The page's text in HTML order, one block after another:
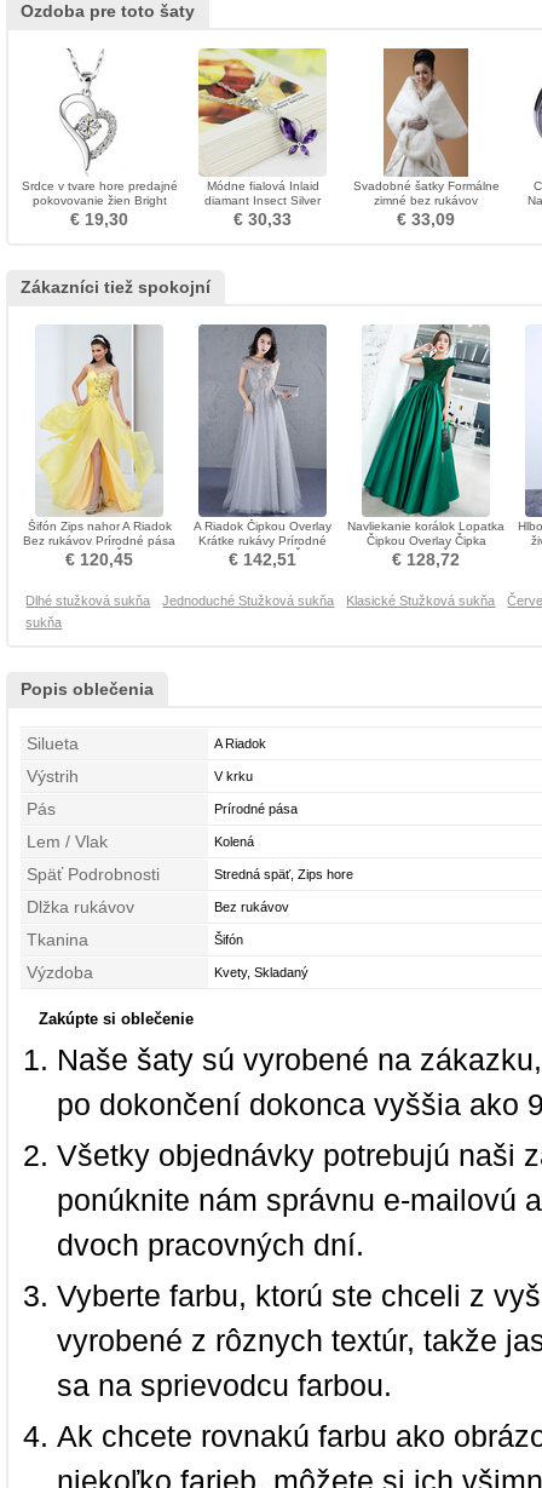
Ozdoba pre toto šaty
Srdce v tvare hore predajné
pokovovanie žien Bright
Shine Pendant
€ 19,30
Módne fialová Inlaid
diamant Insect Silver
náhrdelník
€ 30,33
Svadobné šatky Formálne
zimné bez rukávov
€ 33,09
Zákazníci tiež spokojní
Šifón Zips nahor A Riadok
Bez rukávov Prírodné pása
Stužková Šaty
€ 120,45
A Riadok Čipkou Overlay
Krátke rukávy Prírodné
pása Stužková Šaty
€ 142,51
Navliekanie korálok Lopatka
Čipkou Overlay Čipka
Stužková Šaty
€ 128,72
Dlhé stužková sukňa Jednoduché Stužková sukňa Klasické Stužková sukňa
sukňa
Popis oblečenia
Silueta A Riadok
Výstrih V krku
Pás Prírodné pása
Lem / Vlak Kolená
Späť Podrobnosti Stredná späť, Zips hore
Dlžka rukávov Bez rukávov
Tkanina Šifón
Výzdoba Kvety, Skladaný
Zakúpte si oblečenie
Naše šaty sú vyrobené na
po dokončení dokonca vyššia ako
Všetky objednávky potrebujú naši
ponúknite nám správnu e-mailovú
dvoch pracovných dní.
Vyberte farbu, ktorú ste chceli z
vyrobené z rôznych textúr, takže
sa na sprievodcu farbou.
Ak chcete rovnakú farbu ako
niekoľko farieb, môžete si ich